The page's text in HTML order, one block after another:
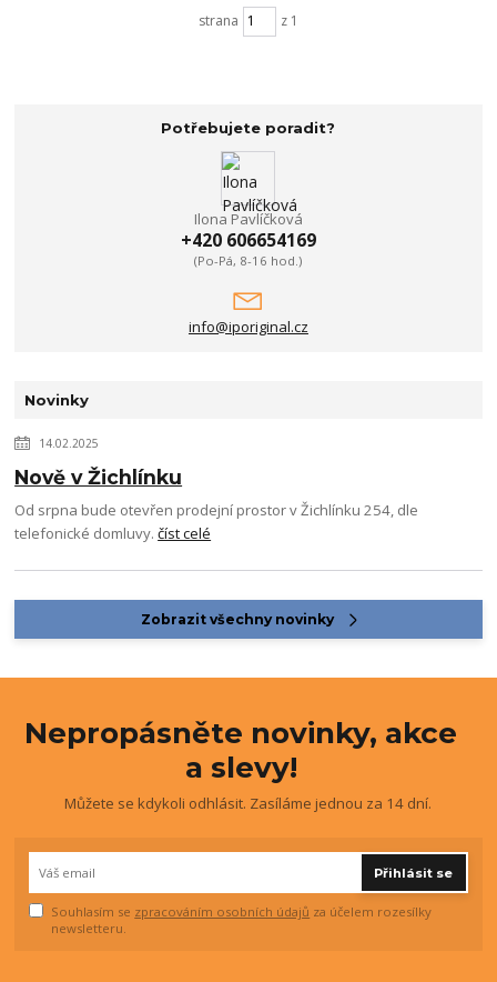
strana z 1
Potřebujete poradit?
Ilona Pavlíčková
+420 606654169
(Po-Pá, 8-16 hod.)
info@iporiginal.cz
Novinky
14.02.2025
Nově v Žichlínku
Od srpna bude otevřen prodejní prostor v Žichlínku 254, dle
telefonické domluvy.číst celé
Zobrazit všechny novinky
Nepropásněte novinky, akce
a slevy!
Můžete se kdykoli odhlásit. Zasíláme jednou za 14 dní.
Přihlásit se
Souhlasím se zpracováním osobních údajů za účelem rozesílky
newsletteru.